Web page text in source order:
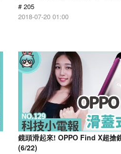
# 205
2018-07-20 01:00
鏡頭滑起來! OPPO Find X超搶
(6/22)